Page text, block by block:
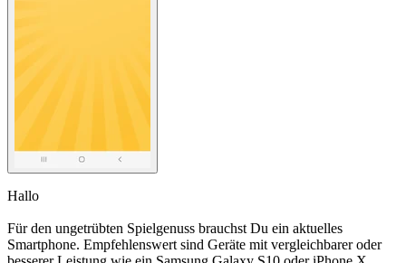
Hallo
Für den ungetrübten Spielgenuss brauchst Du ein aktuelles
Smartphone. Empfehlenswert sind Geräte mit vergleichbarer oder